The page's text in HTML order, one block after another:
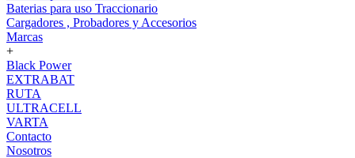
Baterias para uso Traccionario
Cargadores , Probadores y Accesorios
Marcas
+
Black Power
EXTRABAT
RUTA
ULTRACELL
VARTA
Contacto
Nosotros